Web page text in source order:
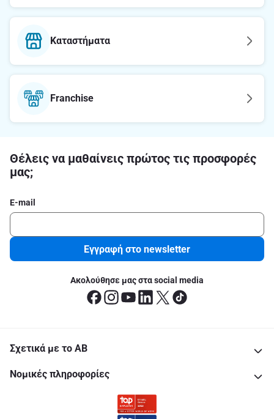
Καταστήματα
Franchise
Θέλεις να μαθαίνεις πρώτος τις προσφορές
μας;
E-mail
Εγγραφή στο newsletter
Ακολούθησε μας στα social media
Σχετικά με το ΑΒ
Νομικές πληροφορίες